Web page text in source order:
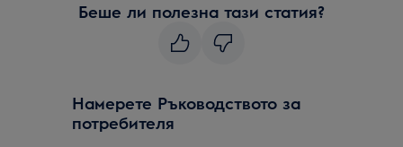
Беше ли полезна тази статия?
Намерете Ръководството за
потребителя